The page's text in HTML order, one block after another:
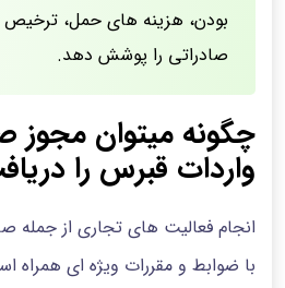
بودن، هزینه های حمل، ترخیص
صادراتی را پوشش دهد.
چگونه میتوان مجوز
واردات قبرس را
انجام فعالیت های تجاری از جمله
با ضوابط و مقررات ویژه ای